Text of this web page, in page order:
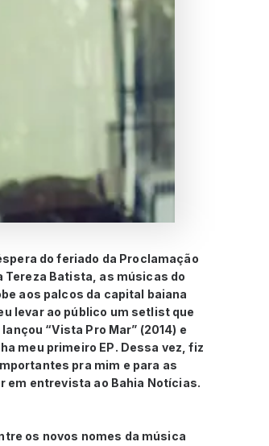
do feriado da Proclamação
Batista, as músicas do
aos palcos da capital baiana
levar ao público um setlist que
“Vista Pro Mar” (2014) e
meu primeiro EP. Dessa vez, fiz
pra mim e para as
em entrevista ao Bahia Notícias.
os novos nomes da música